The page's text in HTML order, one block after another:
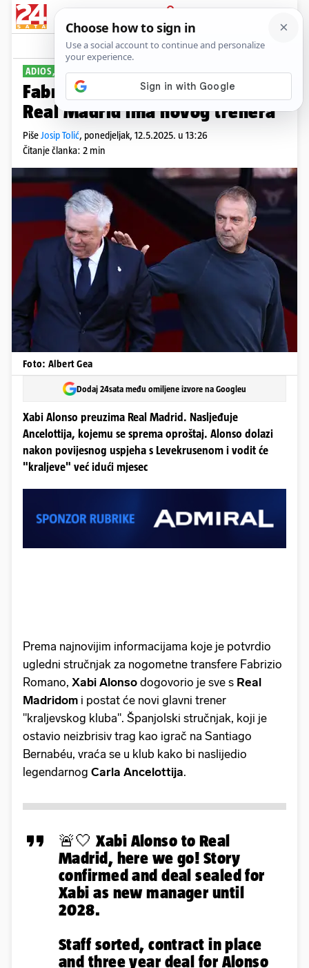
PRIJAVA
Sport Komentari
ADIOS, CARLO
Fabrizio Romano: Gotovo je,
Real Madrid ima novog trenera
PišeJosip Tolić, ponedjeljak, 12.5.2025. u 13:26
Čitanje članka: 2 min
Foto: Albert Gea
Dodaj 24sata među omiljene izvore na Googleu
Xabi Alonso preuzima Real Madrid. Nasljeđuje
Ancelottija, kojemu se sprema oproštaj. Alonso dolazi
nakon povijesnog uspjeha s Levekrusenom i vodit će
"kraljeve" već idući mjesec
Prema najnovijim informacijama koje je potvrdio
ugledni stručnjak za nogometne transfere Fabrizio
Romano, Xabi Alonso dogovorio je sve s Real
Madridom i postat će novi glavni trener
"kraljevskog kluba". Španjolski stručnjak, koji je
ostavio neizbrisiv trag kao igrač na Santiago
Bernabéu, vraća se u klub kako bi naslijedio
legendarnog Carla Ancelottija.
🚨🤍 Xabi Alonso to Real
Madrid, here we go! Story
confirmed and deal sealed for
Xabi as new manager until
2028.
Staff sorted, contract in place
and three year deal for Alonso